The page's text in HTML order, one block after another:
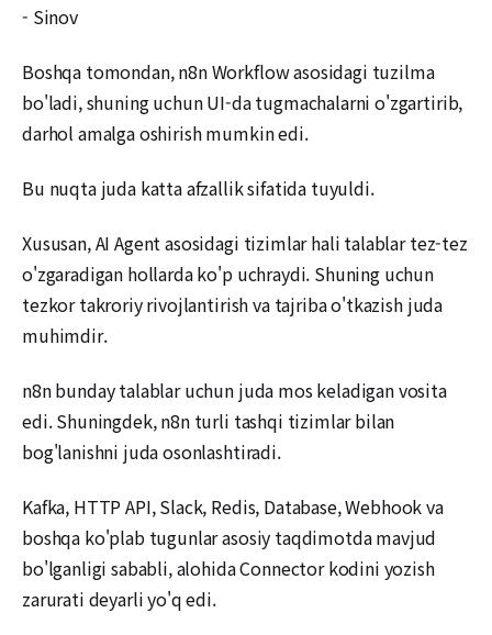
- Sinov
Boshqa tomondan, n8n Workflow asosidagi tuzilma
bo'ladi, shuning uchun UI-da tugmachalarni o'zgartirib,
darhol amalga oshirish mumkin edi.
Bu nuqta juda katta afzallik sifatida tuyuldi.
Xususan, AI Agent asosidagi tizimlar hali talablar tez-tez
o'zgaradigan hollarda ko'p uchraydi. Shuning uchun
tezkor takroriy rivojlantirish va tajriba o'tkazish juda
muhimdir.
n8n bunday talablar uchun juda mos keladigan vosita
edi. Shuningdek, n8n turli tashqi tizimlar bilan
bog'lanishni juda osonlashtiradi.
Kafka, HTTP API, Slack, Redis, Database, Webhook va
boshqa ko'plab tugunlar asosiy taqdimotda mavjud
bo'lganligi sababli, alohida Connector kodini yozish
zarurati deyarli yo'q edi.